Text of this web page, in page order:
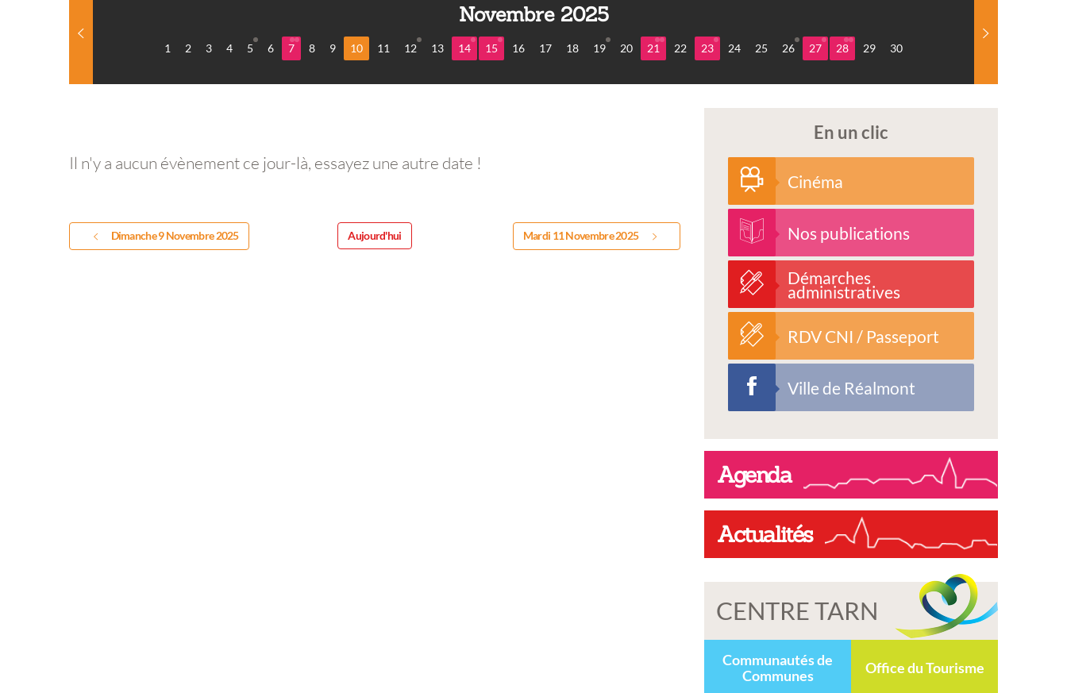
Novembre 2025
1 2 3 4 5 6 7 8 9 10 11 12 13 14 15 16 17 18 19 20 21 22 23 24 25 26 27 28 29 30
Il n'y a aucun évènement ce jour-là, essayez une autre date !
Dimanche 9 Novembre 2025 Aujourd'hui Mardi 11 Novembre 2025
En un clic
Cinéma
Nos publications
Démarches
administratives
RDV CNI / Passeport
Ville de Réalmont
Agenda
Actualités
CENTRE TARN
Communautés de
Communes
Office du Tourisme